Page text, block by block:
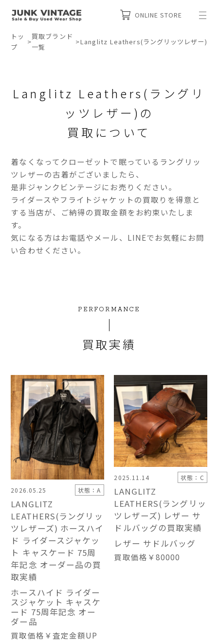
ONLINE STORE
トッ
プ
>
買取ブランド
一覧
>Langlitz Leathers(ラングリッツレザー)
Langlitz Leathers(ラングリ
ッツレザー)の
買取について
着なくなってクローゼットで眠っているラングリッ
ツレザーの古着がございましたら、
是非ジャンクビンテージにお売りください。
ライダースやフライトジャケットの買取りを得意と
する当店が、ご納得の買取金額をお約束いたしま
す。
気になる方はお電話やメール、LINEでお気軽にお問
い合わせください。
PERFORMANCE
買取実績
2026.05.25 状態：A
LANGLITZ
LEATHERS(ラングリッ
ツレザーズ) ホースハイ
ド ライダースジャケッ
ト キャスケード 75周
年記念 オーダー品の買
取実績
ホースハイド ライダー
スジャケット キャスケ
ード 75周年記念 オー
ダー品
買取価格 ￥査定金額UP
2025.11.14 状態：C
LANGLITZ
LEATHERS(ラングリッ
ツレザーズ) レザー サ
ドルバッグの買取実績
レザー サドルバッグ
買取価格 ￥80000